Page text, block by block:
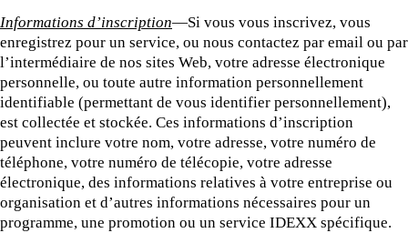
Informations d’inscription—Si vous vous inscrivez, vous
enregistrez pour un service, ou nous contactez par email ou par
l’intermédiaire de nos sites Web, votre adresse électronique
personnelle, ou toute autre information personnellement
identifiable (permettant de vous identifier personnellement),
est collectée et stockée. Ces informations d’inscription
peuvent inclure votre nom, votre adresse, votre numéro de
téléphone, votre numéro de télécopie, votre adresse
électronique, des informations relatives à votre entreprise ou
organisation et d’autres informations nécessaires pour un
programme, une promotion ou un service IDEXX spécifique.